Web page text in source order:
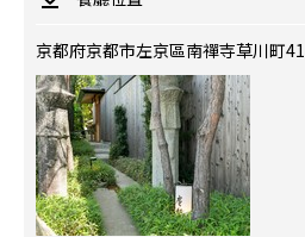
京都府京都市左京區南禪寺草川町41